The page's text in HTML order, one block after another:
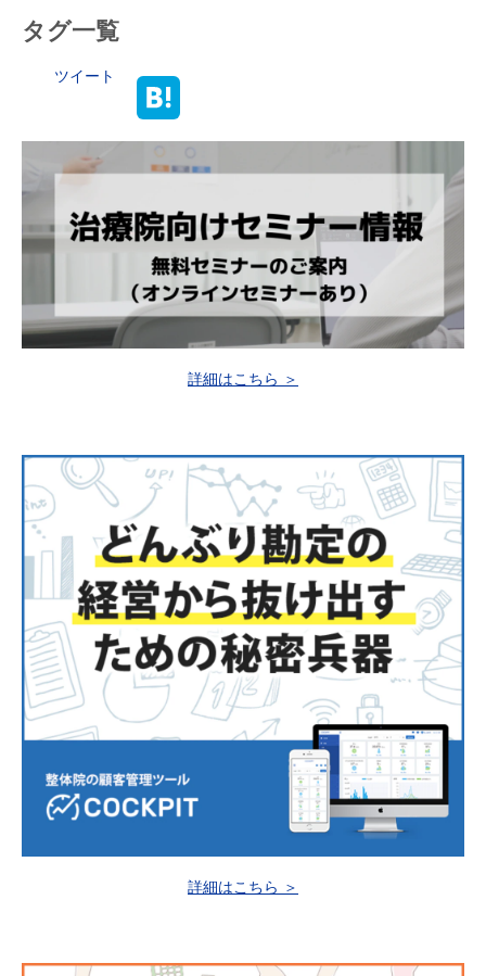
タグ一覧
ツイート
詳細はこちら ＞
詳細はこちら ＞